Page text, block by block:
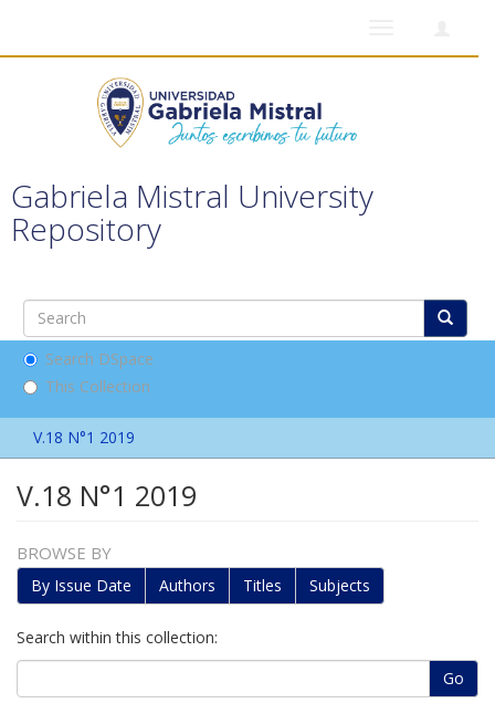
Gabriela Mistral University
Repository
Search DSpace
This Collection
V.18 N°1 2019
V.18 N°1 2019
BROWSE BY
By Issue Date Authors Titles Subjects
Search within this collection:
Go